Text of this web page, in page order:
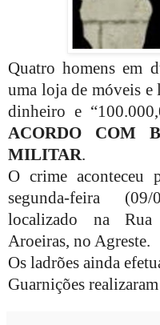
Quatro homens em
uma loja de móveis e
dinheiro e
ACORDO COM
MILITAR.
O crime aconteceu
segunda-feira
localizado na
Aroeiras, no Agreste.
Os ladrões ainda
Guarnições